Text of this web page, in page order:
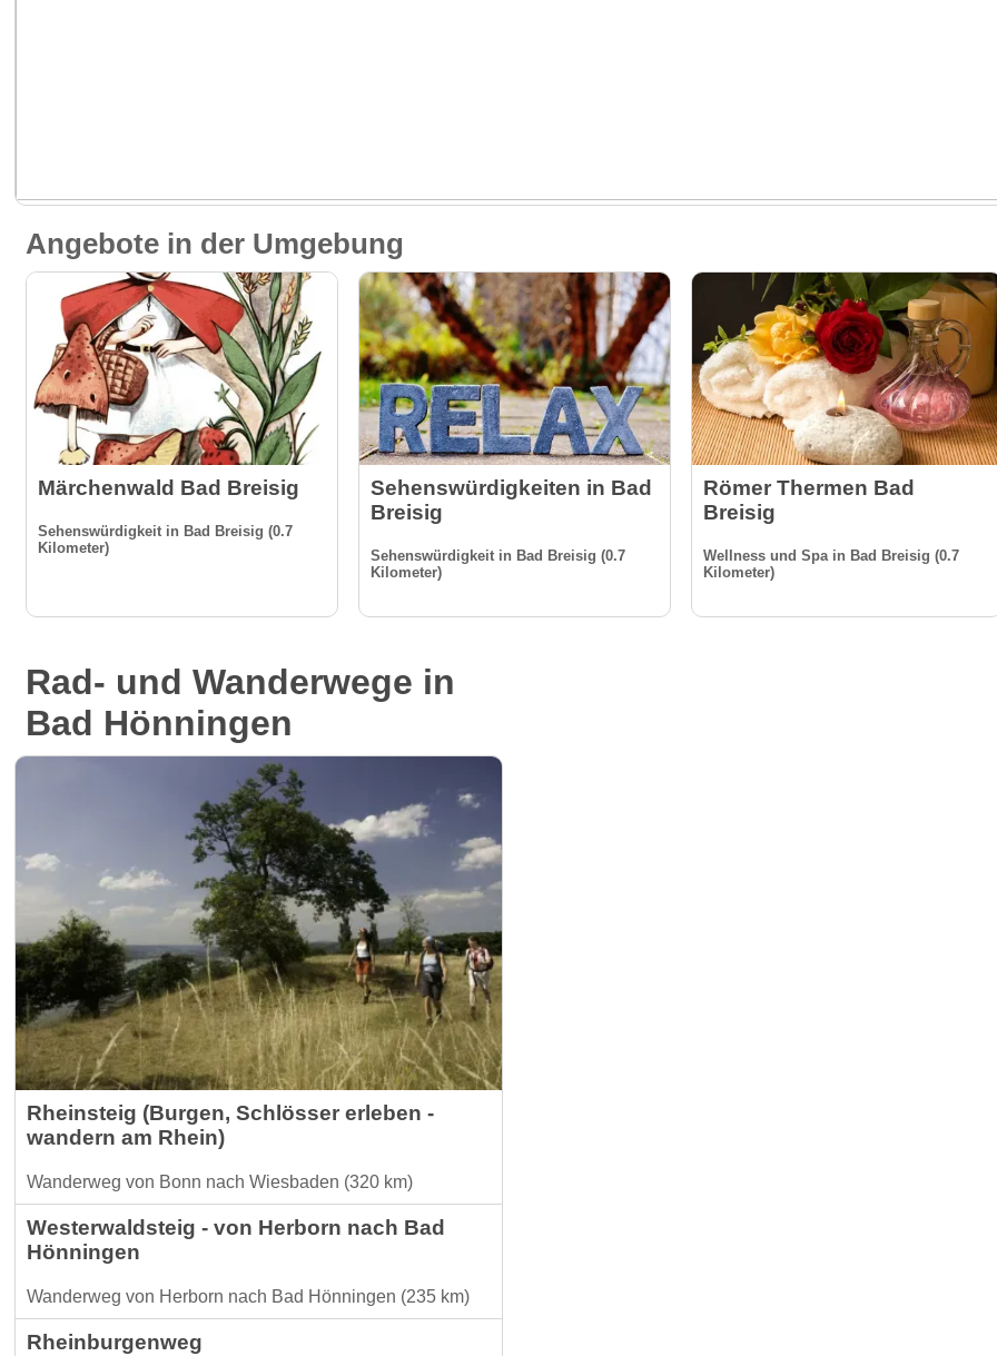
Angebote in der Umgebung
Märchenwald Bad Breisig
Sehenswürdigkeit in Bad Breisig (0.7
Kilometer)
Sehenswürdigkeiten in Bad
Breisig
Sehenswürdigkeit in Bad Breisig (0.7
Kilometer)
Römer Thermen Bad
Breisig
Wellness und Spa in Bad Breisig (0.7
Kilometer)
Rad- und Wanderwege in
Bad Hönningen
Rheinsteig (Burgen, Schlösser erleben -
wandern am Rhein)
Wanderweg von Bonn nach Wiesbaden (320 km)
Westerwaldsteig - von Herborn nach Bad
Hönningen
Wanderweg von Herborn nach Bad Hönningen (235 km)
Rheinburgenweg